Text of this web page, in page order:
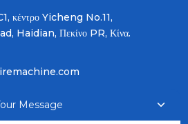
κέντρο Yicheng No.11,
Haidian, Πεκίνο PR, Κίνα.
Message